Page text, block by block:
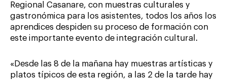
Regional Casanare, con muestras culturales y
gastronómica para los asistentes, todos los años los
aprendices despiden su proceso de formación con
este importante evento de integración cultural.
«Desde las 8 de la mañana hay muestras artísticas y
platos típicos de esta región, a las 2 de la tarde hay